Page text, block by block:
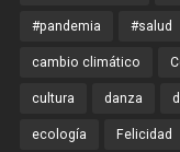
#pandemia #salud
cambio climático
cultura danza
ecología Felicidad